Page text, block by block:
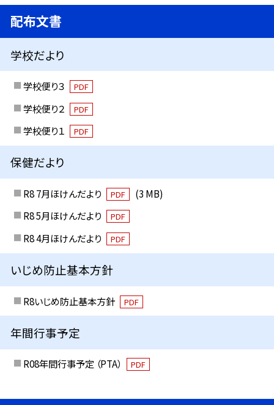
配布文書
学校だより
学校便り３ PDF
学校便り２ PDF
学校便り１ PDF
保健だより
R8 7月ほけんだより PDF
(3 MB)
R8 5月ほけんだより
PDF
R8 4月ほけんだより PDF
いじめ防止基本方針
R8いじめ防止基本方針 PDF
年間行事予定
R08年間行事予定 （PTA） PDF